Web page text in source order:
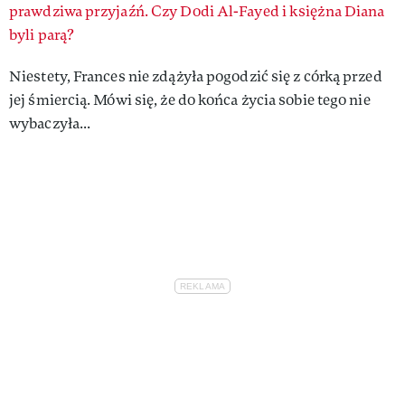
prawdziwa przyjaźń. Czy Dodi Al-Fayed i księżna Diana
byli parą?
Niestety, Frances nie zdążyła pogodzić się z córką przed
jej śmiercią. Mówi się, że do końca życia sobie tego nie
wybaczyła...